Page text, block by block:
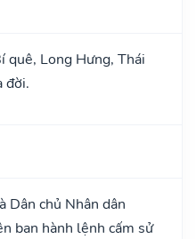
quê, Long Hưng, Thái
đời.
Dân chủ Nhân dân
ban hành lệnh cấm sử